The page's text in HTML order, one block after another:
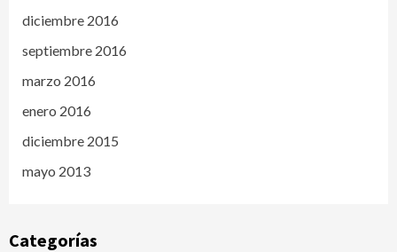
diciembre 2016
septiembre 2016
marzo 2016
enero 2016
diciembre 2015
mayo 2013
Categorías